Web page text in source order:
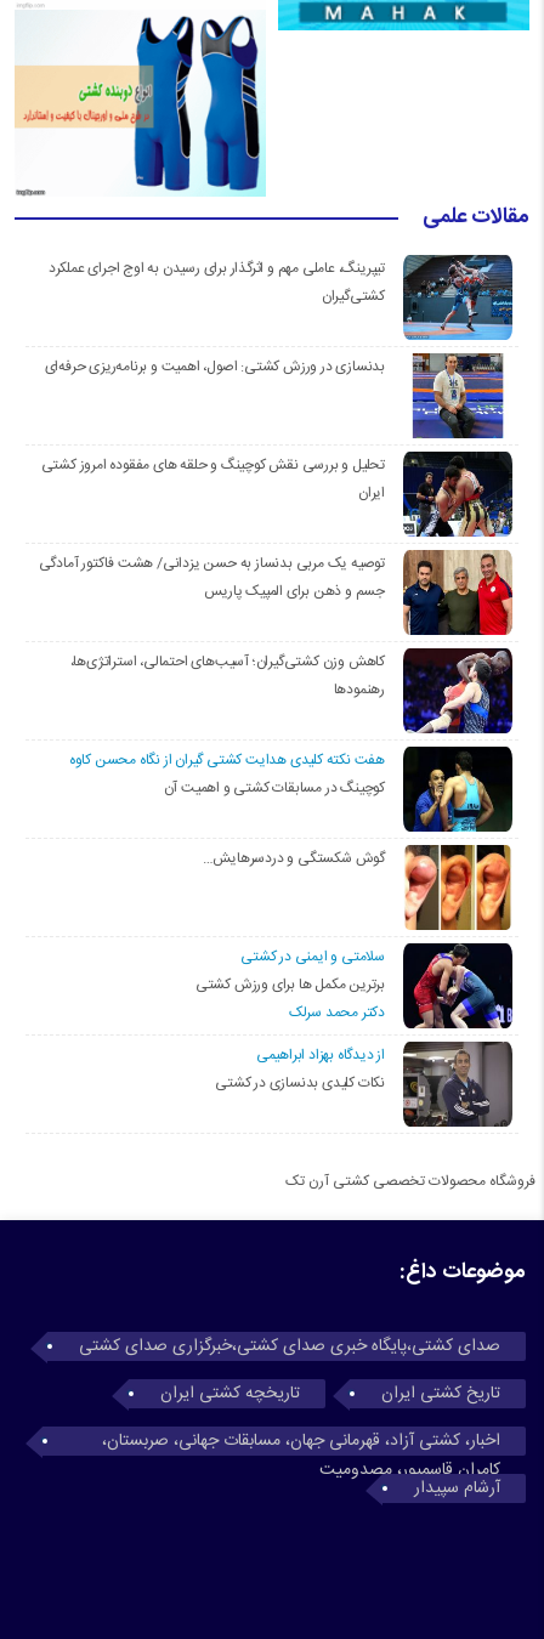
مقالات علمی
تیپرینگ، عاملی مهم و اثرگذار برای رسیدن به اوج اجرای عملکرد
کشتی‌گیران
بدنسازی در ورزش کشتی: اصول، اهمیت و برنامه‌ریزی حرفه‌ای
تحلیل و بررسی نقش کوچینگ و حلقه های مفقوده امروز کشتی
ایران
توصیه یک مربی بدنساز به حسن یزدانی/ هشت فاکتور آمادگی
جسم و ذهن برای المپیک پاریس
کاهش وزن کشتی‌گیران؛ آسیب‌های احتمالی، استراتژی‌ها،
رهنمودها
هفت نکته کلیدی هدایت کشتی گیران از نگاه محسن کاوه
کوچینگ در مسابقات کشتی و اهمیت آن
گوش شکستگی و دردسرهایش…
سلامتی و ایمنی در کشتی
برترین مکمل ها برای ورزش کشتی
دکتر محمد سرلک
از دیدگاه بهزاد ابراهیمی
نکات کلیدی بدنسازی در کشتی
فروشگاه محصولات تخصصی کشتی آرن تک
موضوعات داغ:
صدای کشتی،پایگاه خبری صدای کشتی،خبرگزاری صدای کشتی
تاریخ کشتی ایران
تاریخچه کشتی ایران
اخبار، کشتی آزاد، قهرمانی جهان، مسابقات جهانی، صربستان،
کامران قاسمپور، مصدومیت
آرشام سپیدار